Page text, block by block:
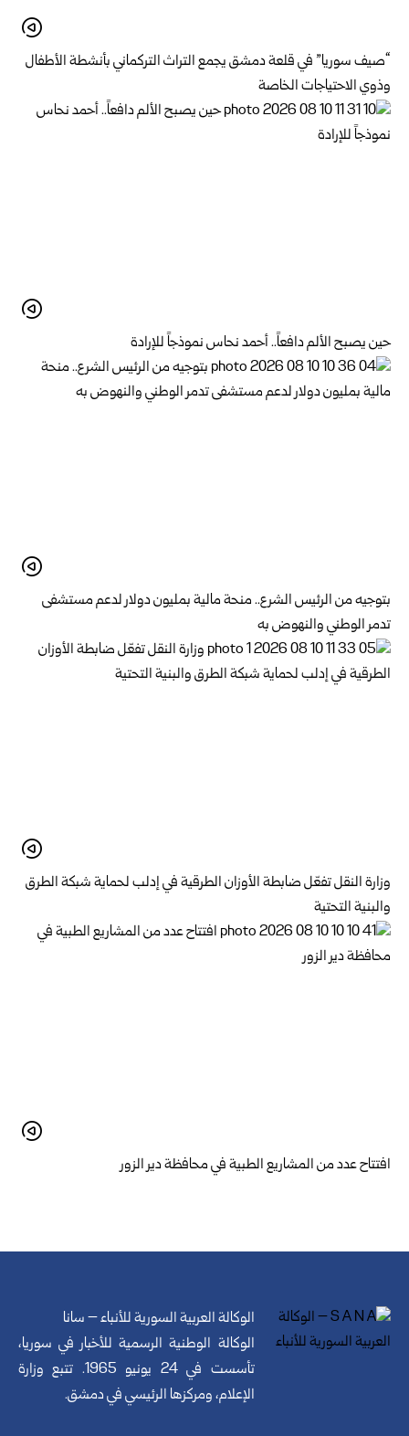
“صيف سوريا” في قلعة دمشق يجمع التراث التركماني بأنشطة الأطفال
وذوي الاحتياجات الخاصة
حين يصبح الألم دافعاً.. أحمد نحاس نموذجاً للإرادة
بتوجيه من الرئيس الشرع.. منحة مالية بمليون دولار لدعم ‌‏مستشفى
تدمر الوطني والنهوض به‏
وزارة النقل تفعّل ضابطة الأوزان الطرقية في إدلب لحماية شبكة الطرق
والبنية التحتية
افتتاح عدد من المشاريع الطبية في محافظة دير الزور
الوكالة العربية السورية للأنباء – سانا
الوكالة الوطنية الرسمية للأخبار في سوريا،
تأسست في 24 يونيو 1965. تتبع وزارة
الإعلام، ومركزها الرئيسي في دمشق.